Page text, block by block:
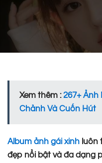
Xem thêm :267+ Ảnh
Chảnh Và Cuốn Hút
Album ảnh gái xinh luôn
đẹp nổi bật và đa dạng